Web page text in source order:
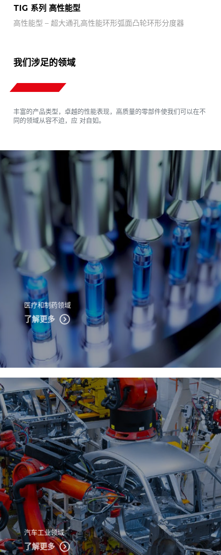
TIG 系列 高性能型
高性能型 – 超大通孔高性能环形弧面凸轮环形分度器
我们涉足的领域
丰富的产品类型，卓越的性能表现，高质量的零部件使我们可以在不
同的领域从容不迫，应 对自如。
医疗和制药领域
了解更多
汽车工业领域
了解更多